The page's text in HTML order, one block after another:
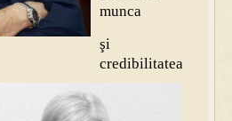
munca
şi
credibilitatea